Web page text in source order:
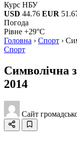
Курс НБУ
USD 44.76 EUR
Погода
Рівне +29°C
Головна › Спорт ›
Спорт
Символічна
2014
Сайт